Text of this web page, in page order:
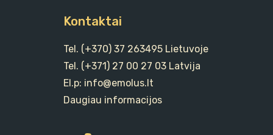
Kontaktai
Tel. (+370) 37 263495 Lietuvoje
Tel. (+371) 27 00 27 03 Latvija
El.p: info@emolus.lt
Daugiau informacijos